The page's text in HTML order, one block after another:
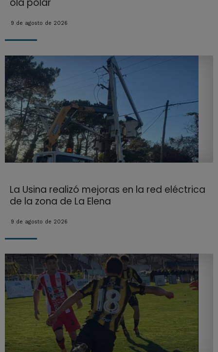
ola polar
9 de agosto de 2026
La Usina realizó mejoras en la red eléctrica
de la zona de La Elena
9 de agosto de 2026